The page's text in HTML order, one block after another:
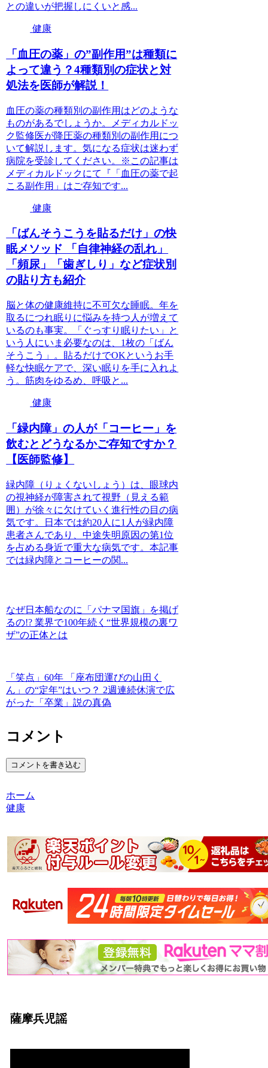
との違いが把握しにくいと感...
健康
「血圧の薬」の”副作用”は種類に
よって違う？4種類別の症状と対
処法を医師が解説！
血圧の薬の種類別の副作用はどのような
ものがあるでしょうか。メディカルドッ
ク監修医が降圧薬の種類別の副作用につ
いて解説します。気になる症状は迷わず
病院を受診してください。※この記事は
メディカルドックにて『「血圧の薬で起
こる副作用」はご存知です...
健康
「ばんそうこうを貼るだけ」の快
眠メソッド 「自律神経の乱れ」
「頻尿」「歯ぎしり」など症状別
の貼り方も紹介
脳と体の健康維持に不可欠な睡眠。年を
取るにつれ眠りに悩みを持つ人が増えて
いるのも事実。「ぐっすり眠りたい」と
いう人にいま必要なのは、1枚の「ばん
そうこう」。貼るだけでOKというお手
軽な快眠ケアで、深い眠りを手に入れよ
う。筋肉をゆるめ、呼吸と...
健康
「緑内障」の人が「コーヒー」を
飲むとどうなるかご存知ですか？
【医師監修】
緑内障（りょくないしょう）は、眼球内
の視神経が障害されて視野（見える範
囲）が徐々に欠けていく進行性の目の病
気です。日本では約20人に1人が緑内障
患者さんであり、中途失明原因の第1位
を占める身近で重大な病気です。本記事
では緑内障とコーヒーの関...
なぜ日本船なのに「パナマ国旗」を掲げ
るの!? 業界で100年続く“世界規模の裏ワ
ザ”の正体とは
「笑点」60年 「座布団運びの山田く
ん」の“定年”はいつ？ 2週連続休演で広
がった「卒業」説の真偽
コメント
コメントを書き込む
ホーム
健康
薩摩兵児謡